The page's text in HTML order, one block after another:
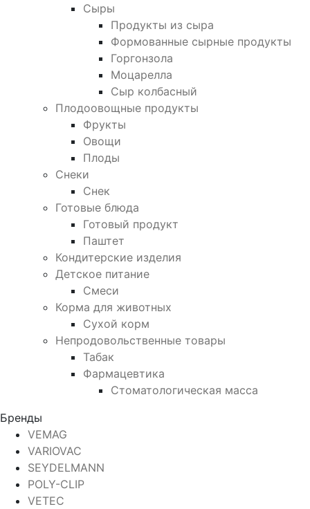
Сыры
Продукты из сыра
Формованные сырные продукты
Горгонзола
Моцарелла
Сыр колбасный
Плодоовощные продукты
Фрукты
Овощи
Плоды
Снеки
Снек
Готовые блюда
Готовый продукт
Паштет
Кондитерские изделия
Детское питание
Смеси
Корма для животных
Сухой корм
Непродовольственные товары
Табак
Фармацевтика
Стоматологическая масса
Бренды
VEMAG
VARIOVAC
SEYDELMANN
POLY-CLIP
VETEC